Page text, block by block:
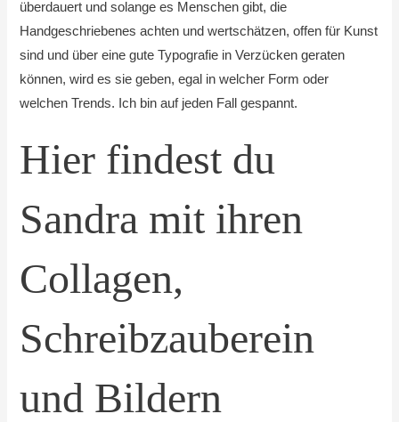
überdauert und solange es Menschen gibt, die
Handgeschriebenes achten und wertschätzen, offen für Kunst
sind und über eine gute Typografie in Verzücken geraten
können, wird es sie geben, egal in welcher Form oder
welchen Trends. Ich bin auf jeden Fall gespannt.
Hier findest du
Sandra mit ihren
Collagen,
Schreibzauberein
und Bildern